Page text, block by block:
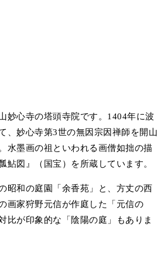
妙心寺の塔頭寺院です。1404年に波
、妙心寺第3世の無因宗因禅師を開山
水墨画の祖といわれる画僧如拙の描
鮎図』（国宝）を所蔵しています。
昭和の庭園「余香苑」と、方丈の西
画家狩野元信が作庭した「元信の
比が印象的な「陰陽の庭」もありま